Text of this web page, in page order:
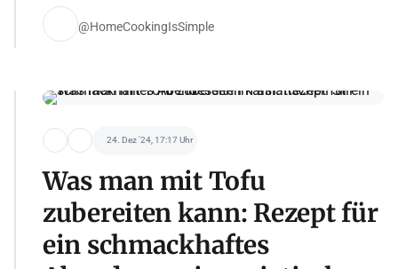
@HomeCookingIsSimple
24. Dez '24, 17:17 Uhr
Was man mit Tofu
zubereiten kann: Rezept für
ein schmackhaftes